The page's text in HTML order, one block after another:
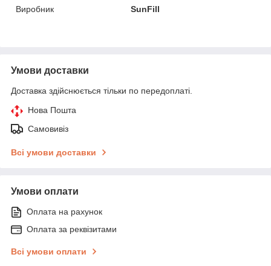
Виробник
SunFill
Умови доставки
Доставка здійснюється тільки по передоплаті.
Нова Пошта
Самовивіз
Всі умови доставки
Умови оплати
Оплата на рахунок
Оплата за реквізитами
Всі умови оплати